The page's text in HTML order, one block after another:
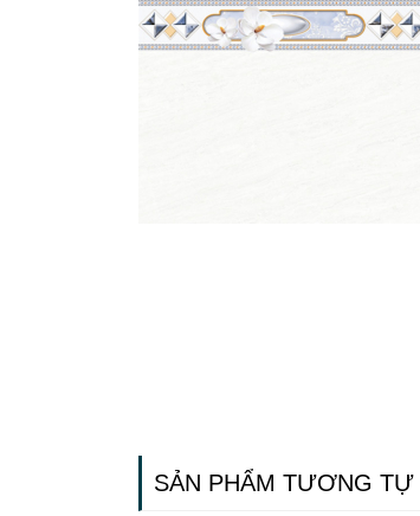
SẢN PHẨM TƯƠNG TỰ